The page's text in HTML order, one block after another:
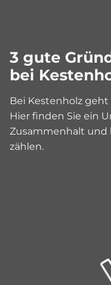
3 gute
bei
Bei Kestenholz
Hier finden Sie ein
Zusammenhalt und
zählen.